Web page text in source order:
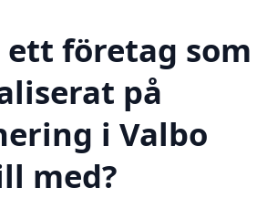
ett företag som
på
i Valbo
med?